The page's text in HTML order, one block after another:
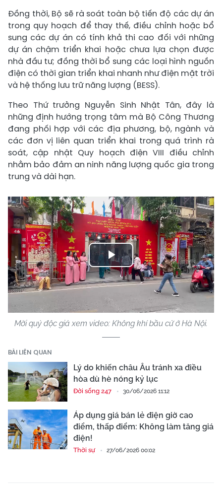
Đồng thời, Bộ sẽ rà soát toàn bộ tiến độ các dự án
trong quy hoạch để thay thế, điều chỉnh hoặc bổ
sung các dự án có tính khả thi cao đối với những
dự án chậm triển khai hoặc chưa lựa chọn được
nhà đầu tư; đồng thời bổ sung các loại hình nguồn
điện có thời gian triển khai nhanh như điện mặt trời
và hệ thống lưu trữ năng lượng (BESS).
Theo Thứ trưởng Nguyễn Sinh Nhật Tân, đây là
những định hướng trọng tâm mà Bộ Công Thương
đang phối hợp với các địa phương, bộ, ngành và
các đơn vị liên quan triển khai trong quá trình rà
soát, cập nhật Quy hoạch điện VIII điều chỉnh
nhằm bảo đảm an ninh năng lượng quốc gia trong
trung và dài hạn.
Play
Video
Mời quý độc giả xem video: Không khí bầu cử ở Hà Nội.
BÀI LIÊN QUAN
Lý do khiến châu Âu tránh xa điều
hòa dù hè nóng kỷ lục
Đời sống 247 30/06/2026 11:12
Áp dụng giá bán lẻ điện giờ cao
điểm, thấp điểm: Không làm tăng giá
điện!
Thời sự 27/06/2026 00:02